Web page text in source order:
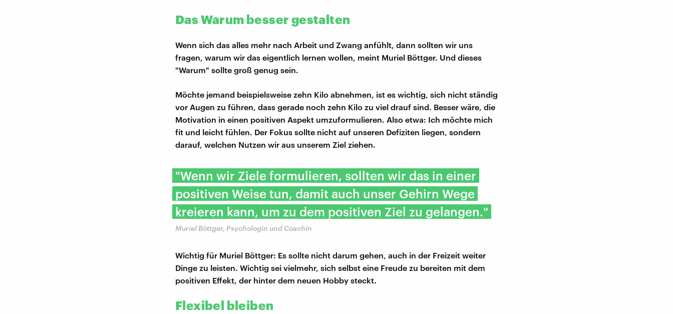
Das Warum besser gestalten
Wenn sich das alles mehr nach Arbeit und Zwang anfühlt, dann sollten wir uns
fragen, warum wir das eigentlich lernen wollen, meint Muriel Böttger. Und dieses
"Warum" sollte groß genug sein.
Möchte jemand beispielsweise zehn Kilo abnehmen, ist es wichtig, sich nicht ständig
vor Augen zu führen, dass gerade noch zehn Kilo zu viel drauf sind. Besser wäre, die
Motivation in einen positiven Aspekt umzuformulieren. Also etwa: Ich möchte mich
fit und leicht fühlen. Der Fokus sollte nicht auf unseren Defiziten liegen, sondern
darauf, welchen Nutzen wir aus unserem Ziel ziehen.
"Wenn wir Ziele formulieren, sollten wir das in einer
positiven Weise tun, damit auch unser Gehirn Wege
kreieren kann, um zu dem positiven Ziel zu gelangen."
Muriel Böttger, Psychologin und Coachin
Wichtig für Muriel Böttger: Es sollte nicht darum gehen, auch in der Freizeit weiter
Dinge zu leisten. Wichtig sei vielmehr, sich selbst eine Freude zu bereiten mit dem
positiven Effekt, der hinter dem neuen Hobby steckt.
Flexibel bleiben